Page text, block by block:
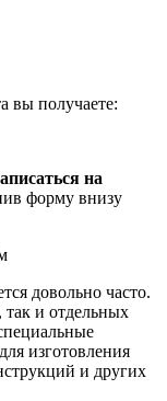
вы получаете:
на
форму внизу
довольно часто.
и отдельных
изготовления
и других